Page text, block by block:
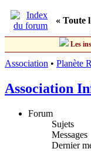
« Toute
Les
Association • Planète
Association
Forum
Sujets
Messages
Dernier